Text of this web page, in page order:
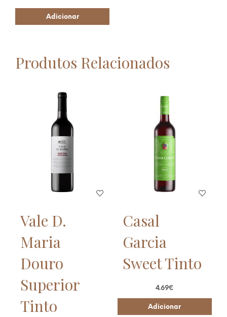
Adicionar
Produtos Relacionados
Vale D.
Maria
Douro
Superior
Tinto
Casal
Garcia
Sweet Tinto
4.69€
Adicionar